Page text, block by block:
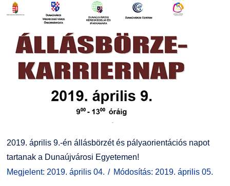
2019. április 9.-én állásbörzét és pályaorientációs napot
tartanak a Dunaújvárosi Egyetemen!
Megjelent: 2019. április 04.
Módosítás: 2019. április 05.